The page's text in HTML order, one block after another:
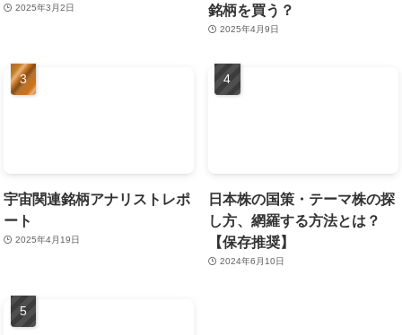
2025年3月2日
銘柄を買う？
2025年4月9日
宇宙関連銘柄アナリストレポ
ート
2025年4月19日
日本株の国策・テーマ株の探
し方、網羅する方法とは？
【保存推奨】
2024年6月10日